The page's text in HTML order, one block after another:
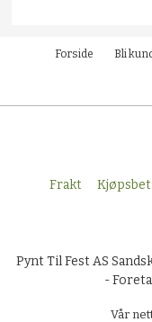
Forside Bli
Frakt
Pynt Til Fest AS
-
Vår